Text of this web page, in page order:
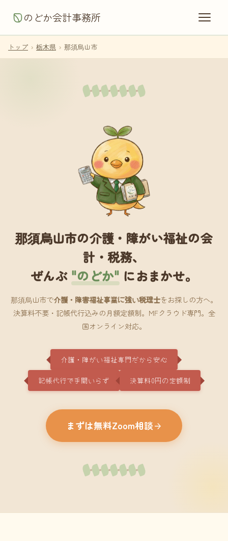
のどか会計事務所
トップ › 栃木県 › 那須烏山市
那須烏山市の介護・障がい福祉の会
計・税務、
ぜんぶ "のどか" におまかせ。
那須烏山市で介護・障害福祉事業に強い税理士をお探しの方へ。
決算料不要・記帳代行込みの月額定額制。MFクラウド専門。全
国オンライン対応。
介護・障がい福祉専門だから安心
記帳代行で手間いらず 決算料0円の定額制
まずは無料Zoom相談